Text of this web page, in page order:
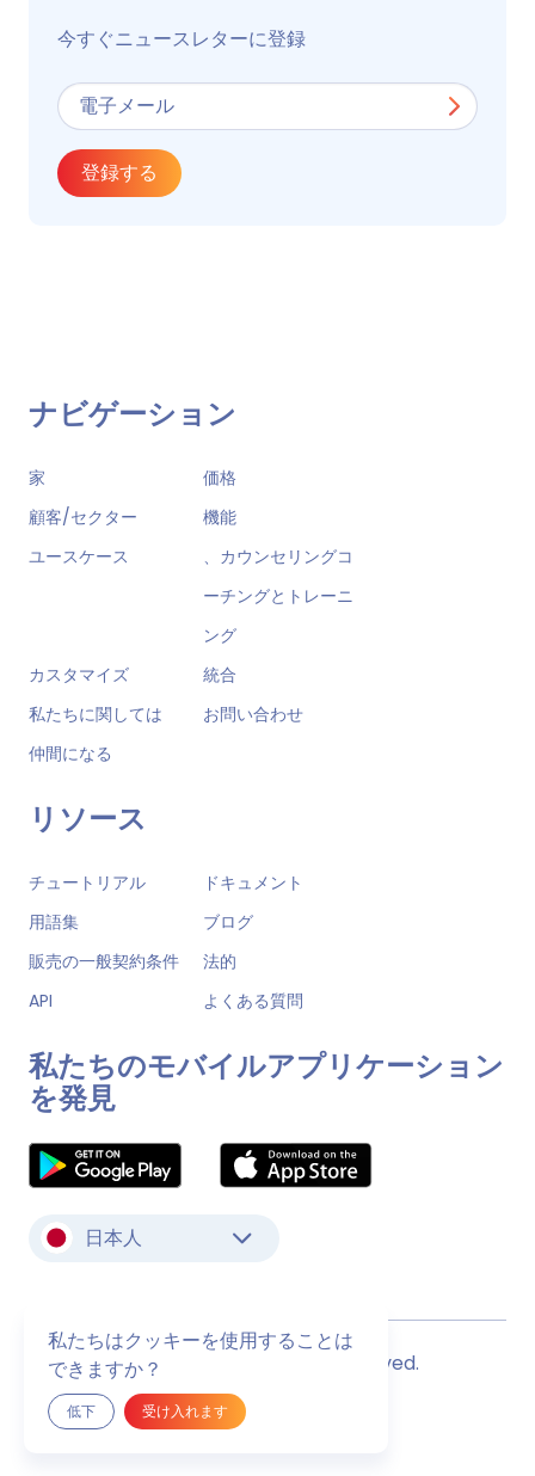
今すぐニュースレターに登録
登録する
ナビゲーション
家
価格
顧客/セクター
機能
ユースケース
、カウンセリングコ
ーチングとトレーニ
ング
カスタマイズ
統合
私たちに関しては
お問い合わせ
仲間になる
リソース
チュートリアル
ドキュメント
用語集
ブログ
販売の一般契約条件
法的
API
よくある質問
私たちのモバイルアプリケーション
を発見
日本人
© Monstock. All Rights Reserved.
最終更新日 2026年8月6日木曜日
私たちはクッキーを使用することは
できますか？
低下 受け入れます